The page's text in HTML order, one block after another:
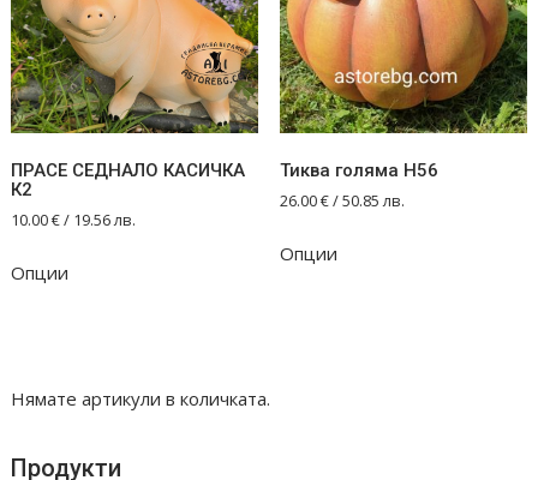
ПРАСЕ СЕДНАЛО КАСИЧКА
К2
10.00€/ 19.56 лв.
Опции
Тиква голяма Н56
26.00€/ 50.85 лв.
Опции
Нямате артикули в количката.
Продукти